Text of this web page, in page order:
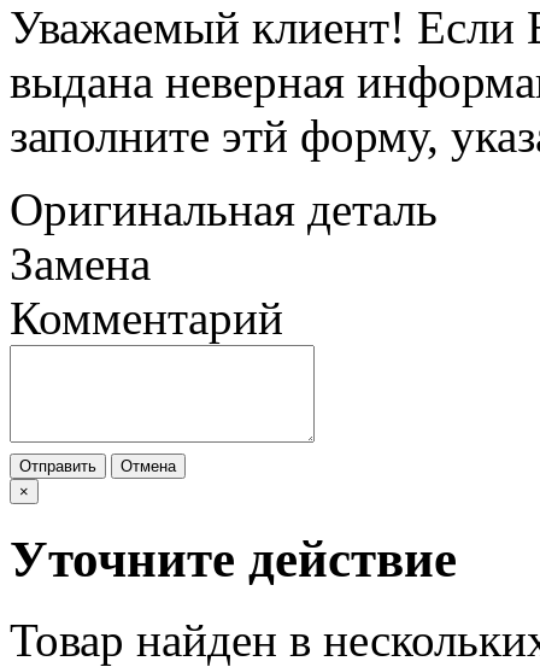
Уважаемый клиент! Если
выдана неверная
заполните этй форму,
Оригинальная деталь
Замена
Комментарий
Отправить
Отмена
×
Уточните действие
Товар найден в